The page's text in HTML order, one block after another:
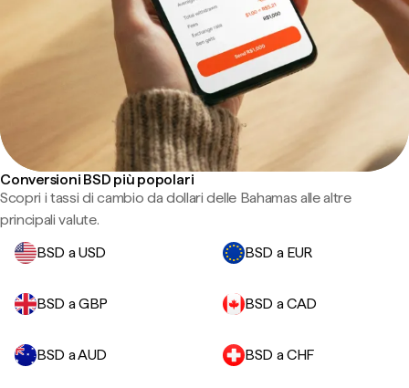
Conversioni BSD più popolari
Scopri i tassi di cambio da dollari delle Bahamas alle altre
principali valute.
BSD a USD
BSD a EUR
BSD a GBP BSD a CAD
BSD a AUD BSD a CHF